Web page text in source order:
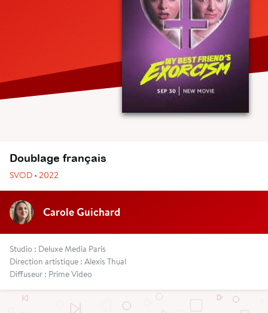
Doublage français
SVOD • 2022
Carole Guichard
Studio : Deluxe Media Paris
Direction artistique : Alexis Thual
Diffuseur : Prime Video